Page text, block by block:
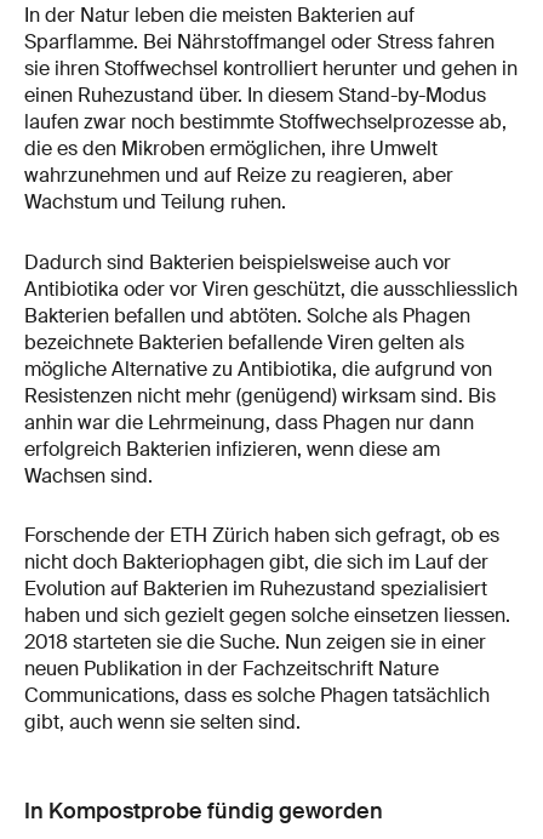
In der Natur leben die meisten Bakterien auf
Sparflamme. Bei Nährstoffmangel oder Stress fahren
sie ihren Stoffwechsel kontrolliert herunter und gehen in
einen Ruhezustand über. In diesem Stand-by-Modus
laufen zwar noch bestimmte Stoffwechselprozesse ab,
die es den Mikroben ermöglichen, ihre Umwelt
wahrzunehmen und auf Reize zu reagieren, aber
Wachstum und Teilung ruhen.
Dadurch sind Bakterien beispielsweise auch vor
Antibiotika oder vor Viren geschützt, die ausschliesslich
Bakterien befallen und abtöten. Solche als Phagen
bezeichnete Bakterien befallende Viren gelten als
mögliche Alternative zu Antibiotika, die aufgrund von
Resistenzen nicht mehr (genügend) wirksam sind. Bis
anhin war die Lehrmeinung, dass Phagen nur dann
erfolgreich Bakterien infizieren, wenn diese am
Wachsen sind.
Forschende der ETH Zürich haben sich gefragt, ob es
nicht doch Bakteriophagen gibt, die sich im Lauf der
Evolution auf Bakterien im Ruhezustand spezialisiert
haben und sich gezielt gegen solche einsetzen liessen.
2018 starteten sie die Suche. Nun zeigen sie in einer
neuen Publikation in der Fachzeitschrift Nature
Communications, dass es solche Phagen tatsächlich
gibt, auch wenn sie selten sind.
In Kompostprobe fündig geworden